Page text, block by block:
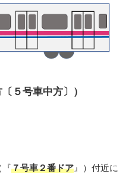
５号車中方〕）
『７号車２番ドア』）付近に